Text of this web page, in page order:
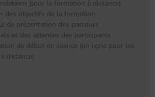
pour la formation à distance)
des objectifs de la formation
de présentation des parcours
et des attentes des participants
de début de séance (en ligne pour les
distance)